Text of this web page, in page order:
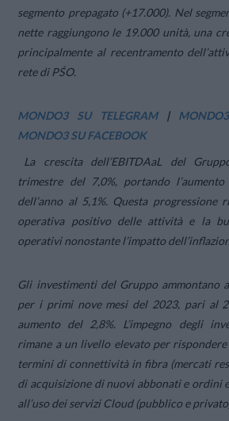
segmento prepagato (+17.000). Nel
nette raggiungono le 19.000 unità, una
principalmente al recentramento
rete di PŚO.
MONDO3 SU TELEGRAM|
MONDO3 SU FACEBOOK
La crescita dell’EBITDAaL del
trimestre del 7,0%, portando
dell’anno al 5,1%. Questa progressione
operativa positivo delle attività e la
operativi nonostante l’impatto
Gli investimenti del Gruppo ammontano
per i primi nove mesi del 2023, pari al
aumento del 2,8%. L’impegno degli
rimane a un livello elevato per
termini di connettività in fibra (mercati
di acquisizione di nuovi abbonati e ordini
all’uso dei servizi Cloud (pubblico e